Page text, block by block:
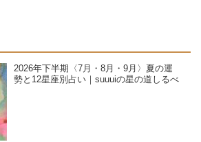
2026年下半期〈7月・8月・9月〉夏の運
勢と12星座別占い｜suuuiの星の道しるべ